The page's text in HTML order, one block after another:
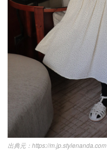
https://m.jp.stylenanda.com